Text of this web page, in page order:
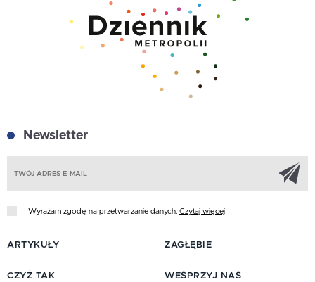
Newsletter
Wyrażam zgodę na przetwarzanie danych. Czytaj więcej
ARTYKUŁY
CZYŻ TAK
ZAGŁĘBIE
WESPRZYJ NAS